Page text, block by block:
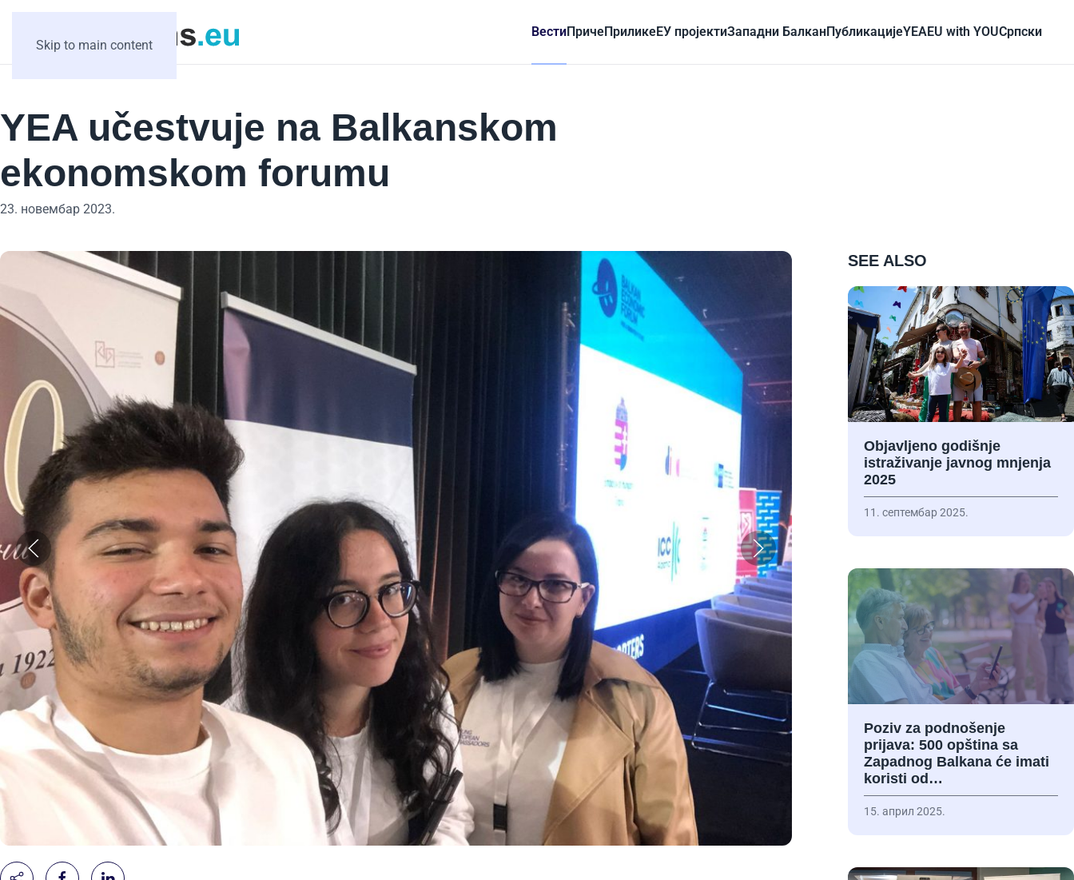
Skip to main content
ВестиПричеПриликеЕУ пројектиЗападни БалканПубликацијеYEAEU with YOUCрпски
YEA učestvuje na Balkanskom
ekonomskom forumu
23. новембар 2023.
SEE ALSO
Objavljeno godišnje
istraživanje javnog mnjenja
2025
11. септембар 2025.
Poziv za podnošenje
prijava: 500 opština sa
Zapadnog Balkana će imati
koristi od…
15. април 2025.